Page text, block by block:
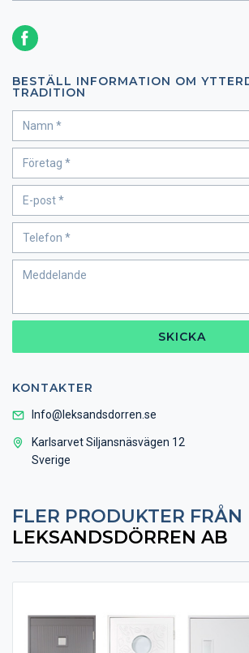
BESTÄLL INFORMATION OM
TRADITION
SKICKA
KONTAKTER
Info@leksandsdorren.se
Karlsarvet Siljansnäsvägen 12
Sverige
FLER PRODUKTER FRÅN
LEKSANDSDÖRREN AB